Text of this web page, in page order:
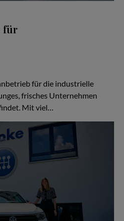
für
für die industrielle
frisches Unternehmen
Mit viel…